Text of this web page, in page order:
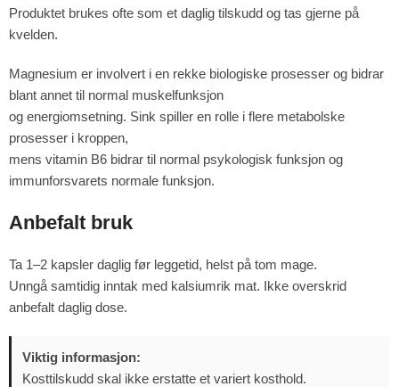
Produktet brukes ofte som et daglig tilskudd og tas gjerne på
kvelden.
Magnesium er involvert i en rekke biologiske prosesser og bidrar
blant annet til normal muskelfunksjon
og energiomsetning. Sink spiller en rolle i flere metabolske
prosesser i kroppen,
mens vitamin B6 bidrar til normal psykologisk funksjon og
immunforsvarets normale funksjon.
Anbefalt bruk
Ta 1–2 kapsler daglig før leggetid, helst på tom mage.
Unngå samtidig inntak med kalsiumrik mat. Ikke overskrid
anbefalt daglig dose.
Viktig informasjon:
Kosttilskudd skal ikke erstatte et variert kosthold.